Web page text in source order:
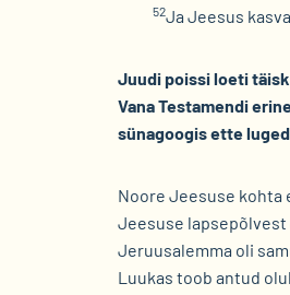
52Ja Jeesus
Juudi poissi loeti
Vana Testamendi
sünagoogis ette
Noore Jeesuse kohta
Jeesuse
Jeruusalemma oli
Luukas toob antud